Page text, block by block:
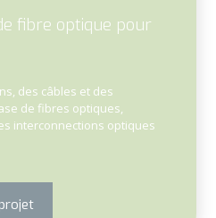
fibre optique pour
, des câbles et des
de fibres optiques,
interconnections optiques